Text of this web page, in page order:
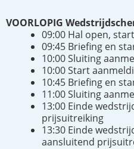
VOORLOPIG
09:00 Hal open,
09:45 Briefing en
10:00 Sluiting
10:00 Start
10:45 Briefing en
11:00 Sluiting
13:00 Einde
prijsuitreiking
13:30 Einde
aansluitend